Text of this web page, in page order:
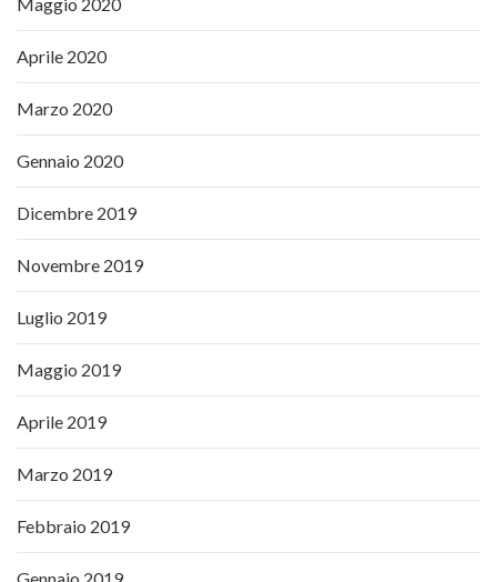
Maggio 2020
Aprile 2020
Marzo 2020
Gennaio 2020
Dicembre 2019
Novembre 2019
Luglio 2019
Maggio 2019
Aprile 2019
Marzo 2019
Febbraio 2019